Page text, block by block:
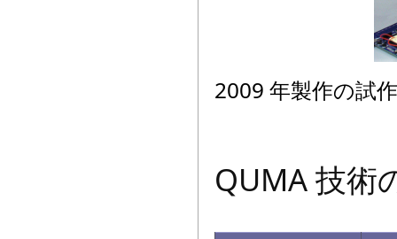
2009 年製作の試
QUMA 技術